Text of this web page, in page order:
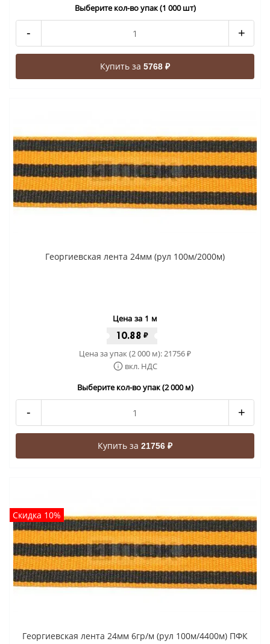
Выберите кол-во упак (1 000 шт)
- +
Купить за 5768 ₽
Георгиевская лента 24мм (рул 100м/2000м)
Цена за 1 м
10.88 ₽
Цена за упак (2 000 м):21756₽
вкл. НДС
Выберите кол-во упак (2 000 м)
- +
Купить за 21756 ₽
Скидка 10%
Георгиевская лента 24мм 6гр/м (рул 100м/4400м) ПФК